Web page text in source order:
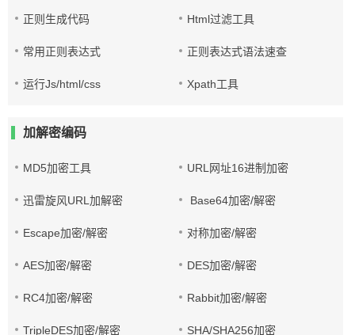
正则生成代码 Html过滤工具
常用正则表达式 正则表达式语法速查
运行Js/html/css Xpath工具
加解密编码
MD5加密工具 URL网址16进制加密
迅雷旋风URL加解密 Base64加密/解密
Escape加密/解密 对称加密/解密
AES加密/解密 DES加密/解密
RC4加密/解密 Rabbit加密/解密
TripleDES加密/解密 SHA/SHA256加密